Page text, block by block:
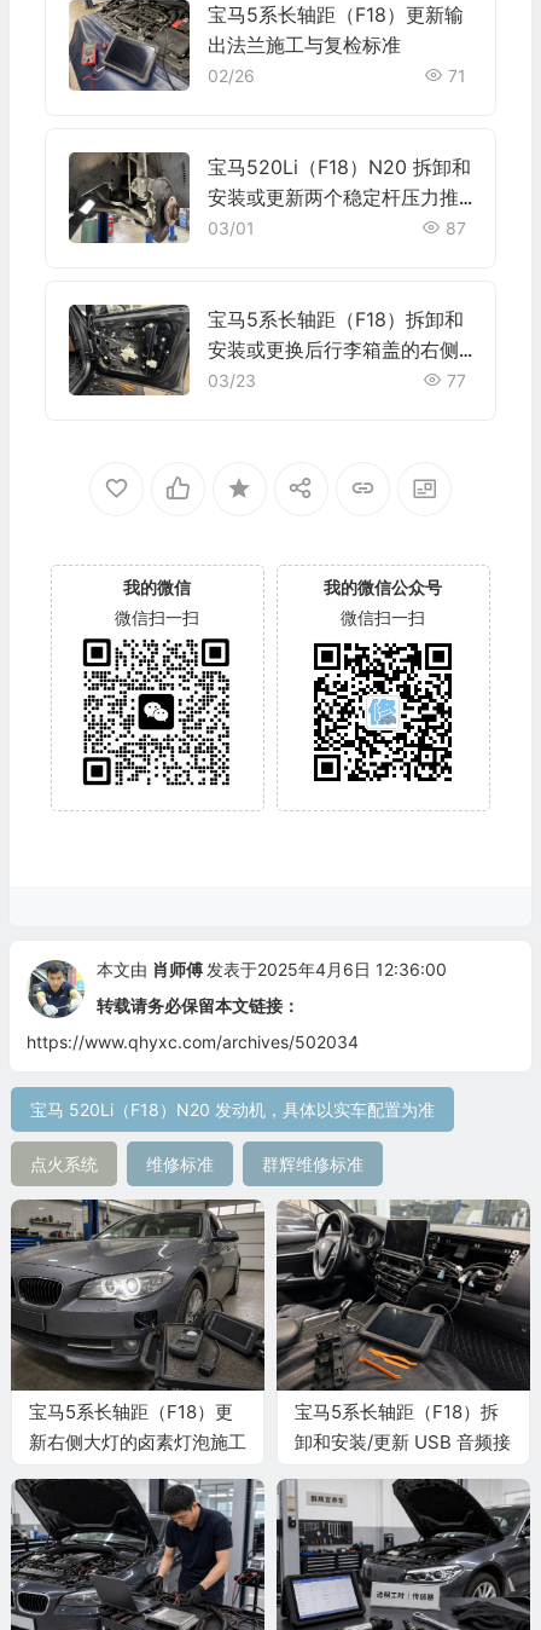
宝马5系长轴距（F18）更新输
出法兰施工与复检标准
02/26 71
宝马520Li（F18）N20 拆卸和
安装或更新两个稳定杆压力推
杆施工与复检标准
03/01 87
宝马5系长轴距（F18）拆卸和
安装或更换后行李箱盖的右侧
电动主轴驱动器施工与复检标
03/23 77
我的微信
微信扫一扫
我的微信公众号
微信扫一扫
本文由 肖师傅 发表于2025年4月6日 12:36:00
转载请务必保留本文链接：
https://www.qhyxc.com/archives/502034
宝马 520Li（F18）N20 发动机，具体以实车配置为准
点火系统 维修标准 群辉维修标准
宝马5系长轴距（F18）更
新右侧大灯的卤素灯泡施工
宝马5系长轴距（F18）拆
卸和安装/更新 USB 音频接